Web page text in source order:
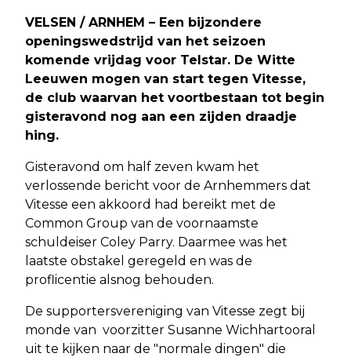
VELSEN / ARNHEM – Een bijzondere
openingswedstrijd van het seizoen
komende vrijdag voor Telstar. De Witte
Leeuwen mogen van start tegen Vitesse,
de club waarvan het voortbestaan tot begin
gisteravond nog aan een zijden draadje
hing.
Gisteravond om half zeven kwam het
verlossende bericht voor de Arnhemmers dat
Vitesse een akkoord had bereikt met de
Common Group van de voornaamste
schuldeiser Coley Parry. Daarmee was het
laatste obstakel geregeld en was de
proflicentie alsnog behouden.
De supportersvereniging van Vitesse zegt bij
monde van voorzitter Susanne Wichhartooral
uit te kijken naar de "normale dingen" die